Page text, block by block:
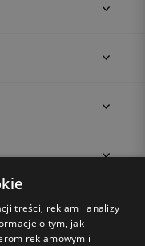
treści, reklam i analizy
o tym, jak
reklamowym i